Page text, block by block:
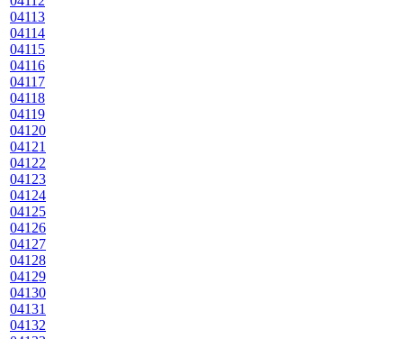
04113
04114
04115
04116
04117
04118
04119
04120
04121
04122
04123
04124
04125
04126
04127
04128
04129
04130
04131
04132